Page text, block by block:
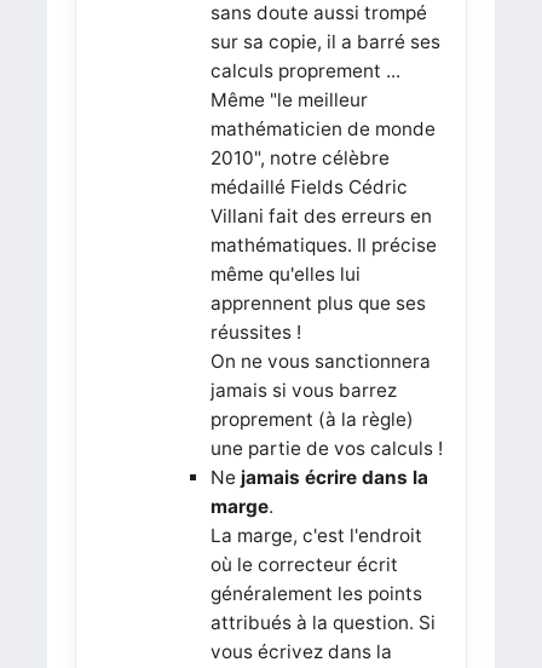
sans doute aussi trompé
sur sa copie, il a barré ses
calculs proprement ...
Même "le meilleur
mathématicien de monde
2010", notre célèbre
médaillé Fields Cédric
Villani fait des erreurs en
mathématiques. Il précise
même qu'elles lui
apprennent plus que ses
réussites !
On ne vous sanctionnera
jamais si vous barrez
proprement (à la règle)
une partie de vos calculs !
Ne jamais écrire dans la
marge.
La marge, c'est l'endroit
où le correcteur écrit
généralement les points
attribués à la question. Si
vous écrivez dans la